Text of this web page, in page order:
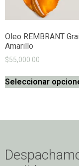
Oleo REMBRANT
Amarillo
$55,000.00
Seleccionar